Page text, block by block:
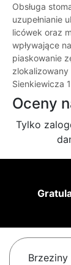
Obsługa
uzupełnianie
licówek oraz
wpływające
piaskowanie
Sienkiewicza
Oceny
Tylko
Brzeziny